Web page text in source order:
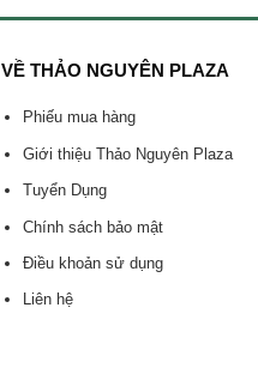
VỀ THẢO NGUYÊN PLAZA
Phiếu mua hàng
Giới thiệu Thảo Nguyên Plaza
Tuyển Dụng
Chính sách bảo mật
Điều khoản sử dụng
Liên hệ